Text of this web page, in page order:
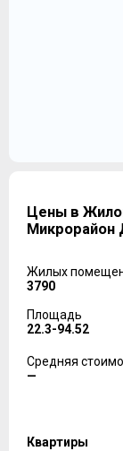
Цены в
Микрорайон
Жилых
3790
Площадь
22.3-94.52
Средняя
—
Квартиры